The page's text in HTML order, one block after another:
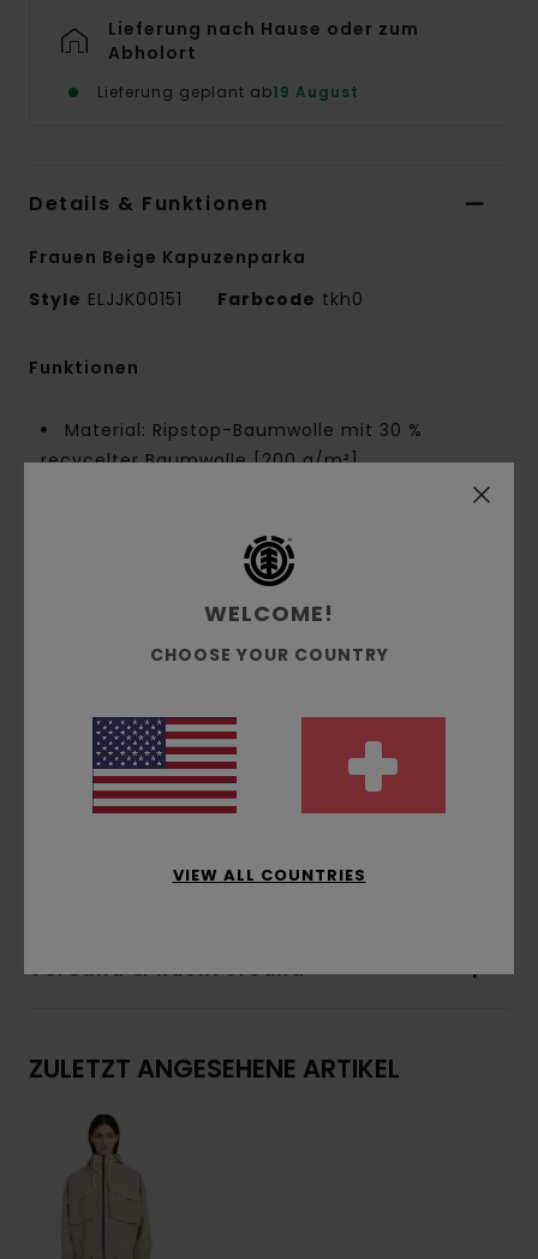
Lieferung nach Hause oder zum
Abholort
Lieferung geplant ab19 August
Details & Funktionen
Frauen Beige Kapuzenparka
Style ELJJK00151 Farbcode tkh0
Funktionen
Material: Ripstop-Baumwolle mit 30 %
recycelter Baumwolle [200 g/m²]
Sichtbarer Reißverschluss
Taschen: Brusttaschen mit Patten und
seitliche Leistentaschen
Belüftungsöffnungen an den Schultern für
mehr Komfort
Vorgeformte Ärmel
recycelte Baumwolle
Versand & Rückversand
ZULETZT ANGESEHENE ARTIKEL
WELCOME!
CHOOSE YOUR COUNTRY
VIEW ALL COUNTRIES